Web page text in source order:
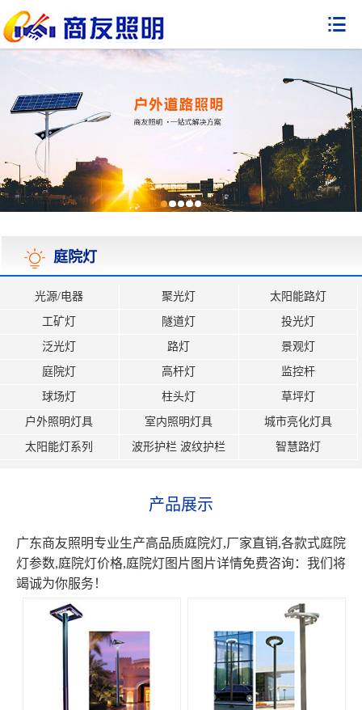

庭院灯
光源/电器 聚光灯 太阳能路灯
工矿灯 隧道灯 投光灯
泛光灯 路灯 景观灯
庭院灯 高杆灯 监控杆
球场灯 柱头灯 草坪灯
户外照明灯具 室内照明灯具 城市亮化灯具
太阳能灯系列 波形护栏 波纹护栏 智慧路灯
产品展示
广东商友照明专业生产高品质庭院灯,厂家直销,各款式庭院
灯参数,庭院灯价格,庭院灯图片图片详情免费咨询：我们将
竭诚为你服务！